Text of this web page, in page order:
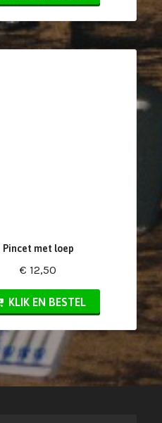
Pincet met loep
€ 12,50
KLIK EN BESTEL